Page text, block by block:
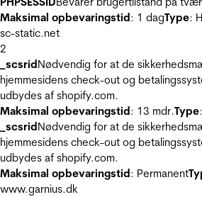
Maksimal opbevaringstid: 1 dagType:
sc-static.net
2
_scsridNødvendig for at de
hjemmesidens check-out og
udbydes af shopify.com.
Maksimal opbevaringstid: 13 mdr.Type
_scsridNødvendig for at de
hjemmesidens check-out og
udbydes af shopify.com.
Maksimal opbevaringstid: Permanent
www.garnius.dk